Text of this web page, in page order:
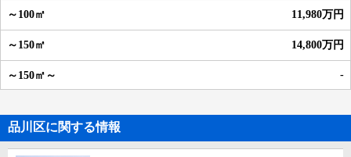
11,980万円
14,800万円
-
品川区に関する情報